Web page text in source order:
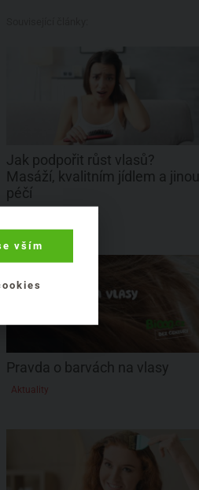
Jak podpořit růst vlasů?
Masáží, kvalitním jídlem a jinou
péčí
Pravda o barvách na vlasy
Aktuality
vším